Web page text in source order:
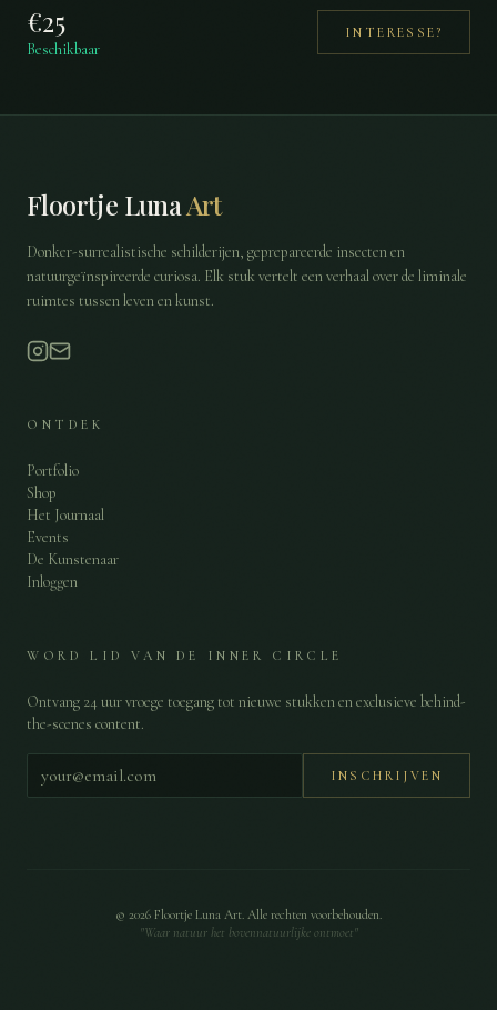
€25
Beschikbaar
INTERESSE?
Floortje Luna Art
Donker-surrealistische schilderijen, geprepareerde insecten en
natuurgeïnspireerde curiosa. Elk stuk vertelt een verhaal over de liminale
ruimtes tussen leven en kunst.
ONTDEK
Portfolio
Shop
Het Journaal
Events
De Kunstenaar
Inloggen
WORD LID VAN DE INNER CIRCLE
Ontvang 24 uur vroege toegang tot nieuwe stukken en exclusieve behind-
the-scenes content.
INSCHRIJVEN
© 2026 Floortje Luna Art. Alle rechten voorbehouden.
"Waar natuur het bovennatuurlijke ontmoet"